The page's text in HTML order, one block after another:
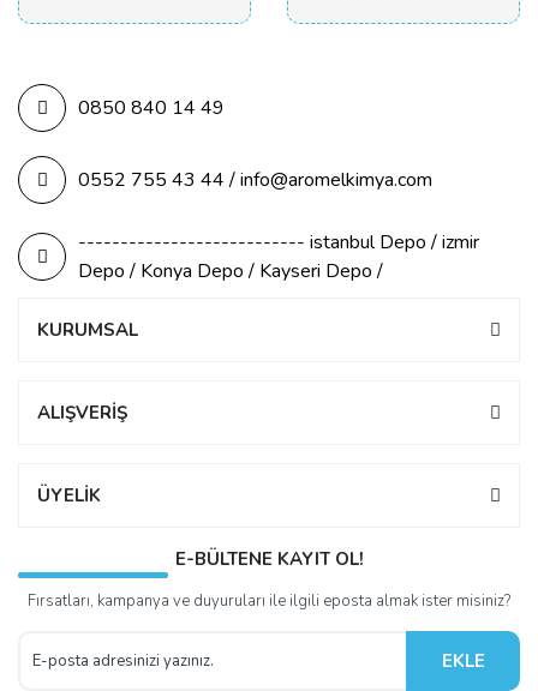
0850 840 14 49
0552 755 43 44 / info@aromelkimya.com
--------------------------- istanbul Depo / izmir
Depo / Konya Depo / Kayseri Depo /
KURUMSAL
ALIŞVERİŞ
ÜYELİK
E-BÜLTENE KAYIT OL!
Fırsatları, kampanya ve duyuruları ile ilgili eposta almak ister misiniz?
EKLE